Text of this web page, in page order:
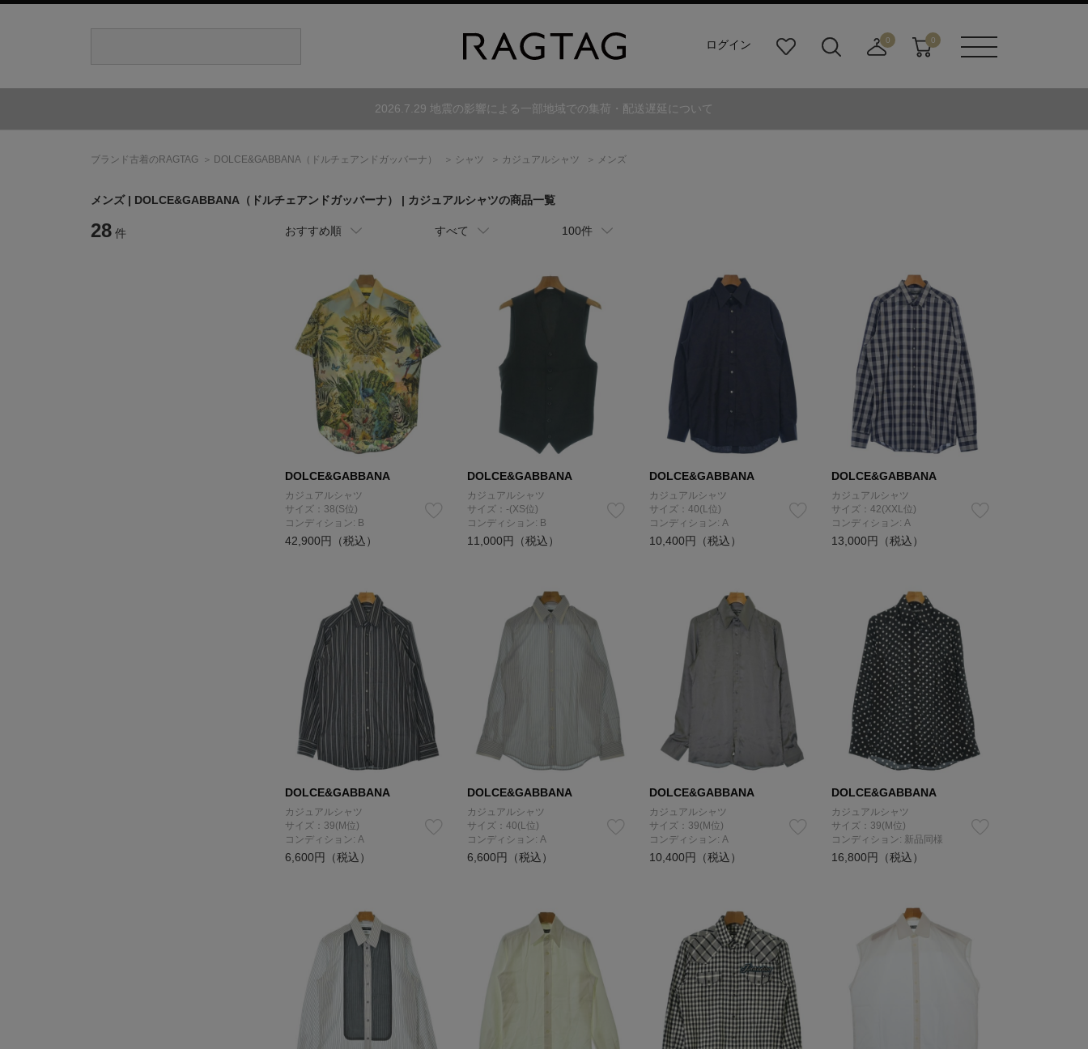
ログイン
り
ダ
0
寄
0
2026.7.29 地震の影響による一部地域での集荷・配送遅延について
ブランド古着のRAGTAG DOLCE&GABBANA （ドルチェアンドガッバーナ） シャツ カジュアルシャツ メンズ
メンズ | DOLCE&GABBANA （ドルチェアンドガッバーナ） | カジュアルシャツの商品一覧
28 件 おすすめ順 すべて 100件
DOLCE&GABBANA
カジュアルシャツ
サイズ：38(S位)
コンディション: B
42,900円（税込）
DOLCE&GABBANA
カジュアルシャツ
サイズ：-(XS位)
コンディション: B
11,000円（税込）
DOLCE&GABBANA
カジュアルシャツ
サイズ：40(L位)
コンディション: A
10,400円（税込）
DOLCE&GABBANA
カジュアルシャツ
サイズ：42(XXL位)
コンディション: A
13,000円（税込）
DOLCE&GABBANA
カジュアルシャツ
サイズ：39(M位)
コンディション: A
6,600円（税込）
DOLCE&GABBANA
カジュアルシャツ
サイズ：40(L位)
コンディション: A
6,600円（税込）
DOLCE&GABBANA
カジュアルシャツ
サイズ：39(M位)
コンディション: A
10,400円（税込）
DOLCE&GABBANA
カジュアルシャツ
サイズ：39(M位)
コンディション: 新品同様
16,800円（税込）